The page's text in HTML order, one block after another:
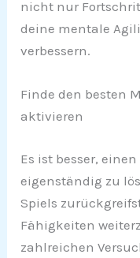
nicht nur
deine mentale
verbessern.
Finde den besten
aktivieren
Es ist besser,
eigenständig zu
Spiels
Fähigkeiten
zahlreichen